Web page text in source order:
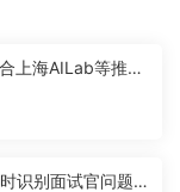
上海AILab等推出
识别面试官问题生